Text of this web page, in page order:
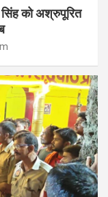
को अश्रुपूरित